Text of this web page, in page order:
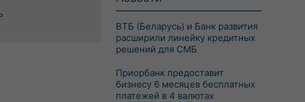
ВТБ (Беларусь) и Банк развития
расширили линейку кредитных
решений для СМБ
Приорбанк предоставит
бизнесу 6 месяцев бесплатных
платежей в 4 валютах